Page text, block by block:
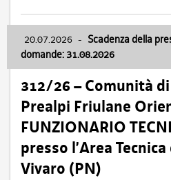
20.07.2026 - Scadenza della
domande: 31.08.2026
312/26 – Comunità
Prealpi Friulane
FUNZIONARIO
presso l’Area
Vivaro (PN)